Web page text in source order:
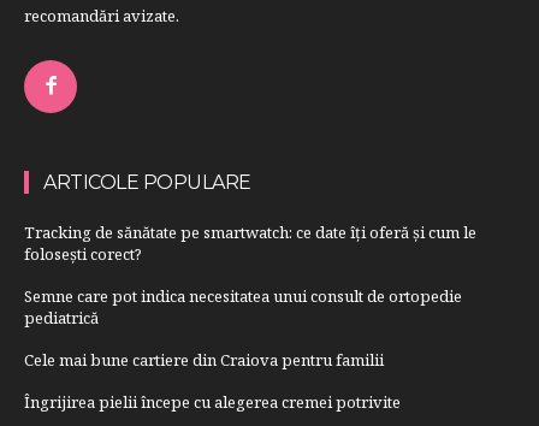
recomandări avizate.
ARTICOLE POPULARE
Tracking de sănătate pe smartwatch: ce date îți oferă și cum le
folosești corect?
Semne care pot indica necesitatea unui consult de ortopedie
pediatrică
Cele mai bune cartiere din Craiova pentru familii
Îngrijirea pielii începe cu alegerea cremei potrivite